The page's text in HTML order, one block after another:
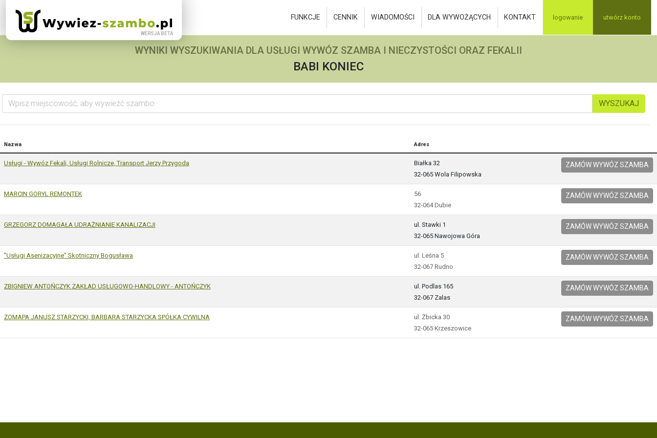
FUNKCJE CENNIK WIADOMOŚCI DLA WYWOŻĄCYCH KONTAKT logowanie utwórz konto
WYNIKI WYSZUKIWANIA DLA USŁUGI WYWÓZ SZAMBA I NIECZYSTOŚCI ORAZ FEKALII
BABI KONIEC
Wpisz miejscowość, aby wywieźć szambo
WYSZUKAJ
Nazwa Adres
Usługi - Wywóz Fekali, Usługi Rolnicze, Transport Jerzy Przygoda
Białka 32
32-065 Wola Filipowska
ZAMÓW WYWÓZ SZAMBA
MARCIN GORYL REMONTEK
56
32-064 Dubie
ZAMÓW WYWÓZ SZAMBA
GRZEGORZ DOMAGAŁA UDRAŻNIANIE KANALIZACJI
ul. Stawki 1
32-065 Nawojowa Góra
ZAMÓW WYWÓZ SZAMBA
"Usługi Asenizacyjne" Skotniczny Bogusława
ul. Leśna 5
32-067 Rudno
ZAMÓW WYWÓZ SZAMBA
ZBIGNIEW ANTOŃCZYK ZAKŁAD USŁUGOWO-HANDLOWY - ANTOŃCZYK
ul. Podlas 165
32-067 Zalas
ZAMÓW WYWÓZ SZAMBA
ZOMAPA JANUSZ STARZYCKI, BARBARA STARZYCKA SPÓŁKA CYWILNA
ul. Żbicka 30
32-065 Krzeszowice
ZAMÓW WYWÓZ SZAMBA